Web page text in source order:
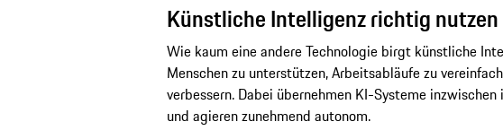
Künstliche Intelligenz richtig nutzen
Wie kaum eine andere Technologie birgt künstliche
Menschen zu unterstützen, Arbeitsabläufe zu
verbessern. Dabei übernehmen KI-Systeme
und agieren zunehmend autonom.